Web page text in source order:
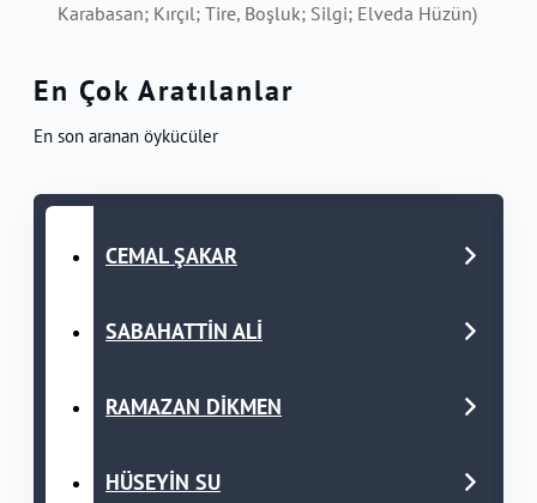
Karabasan; Kırçıl; Tire, Boşluk; Silgi; Elveda Hüzün)
En Çok Aratılanlar
En son aranan öykücüler
CEMAL ŞAKAR
SABAHATTİN ALİ
RAMAZAN DİKMEN
HÜSEYİN SU